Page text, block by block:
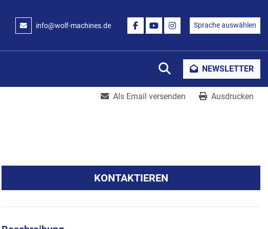
info@wolf-machines.de
FACEBOOK
YOUTUBEINSTAGRAM
Sprache auswählen
SucheNEWSLETTER
Als Email versenden Ausdrucken
KONTAKTIEREN